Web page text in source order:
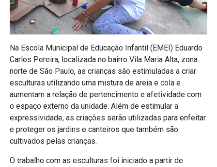
Na Escola Municipal de Educação Infantil (EMEI) Eduardo
Carlos Pereira, localizada no bairro Vila Maria Alta, zona
norte de São Paulo, as crianças são estimuladas a criar
esculturas utilizando uma mistura de areia e cola e
aumentam a relação de pertencimento e afetividade com
o espaço externo da unidade. Além de estimular a
expressividade, as criações serão utilizadas para enfeitar
e proteger os jardins e canteiros que também são
cultivados pelas crianças.
O trabalho com as esculturas foi iniciado a partir de